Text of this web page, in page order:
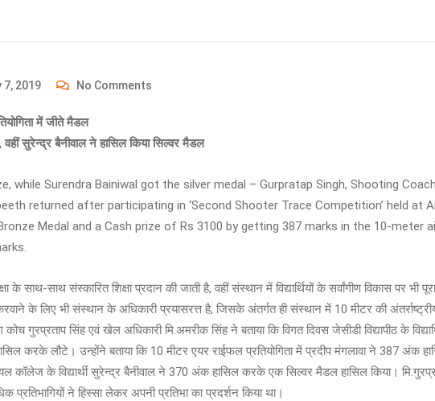
7, 2019 No Comments
में जीते मैडल
सुरेन्द्र बैनीवाल ने हासिल किया सिल्वर मैडल
while Surendra Bainiwal got the silver medal – Gurpratap Singh, Shooting
returned after participating in ‘Second Shooter Trace Competition’ held at
Medal and a Cash prize of Rs 3100 by getting 387 marks in the 10-meter
के साथ-साथ संस्कारित शिक्षा प्रदान की जाती है, वहीं संस्थान में विद्यार्थियों के सर्वांगीण विकास पर भी
के लिए भी संस्थान के अधिकारी प्रयासरत्त है, जिसके अंतर्गत ही संस्थान में 10 मीटर की
गुरप्रताप सिंह एवं खेल अधिकारी मि.अमरीक सिंह ने बताया कि विगत दिवस जेसीडी विद्यापीठ के
करके लौटे। उन्होंने बताया कि 10 मीटर एयर राईफल प्रतियोगिता में प्रदीप मंगलावा ने 387
कॉलेज के विद्यार्थी सुरेन्द्र बैनीवाल ने 370 अंक हासिल करके एक सिल्वर मैडल हासिल किया।
प्रतिभागियों ने हिस्सा लेकर अपनी प्रतिभा का प्रदर्शन किया था।